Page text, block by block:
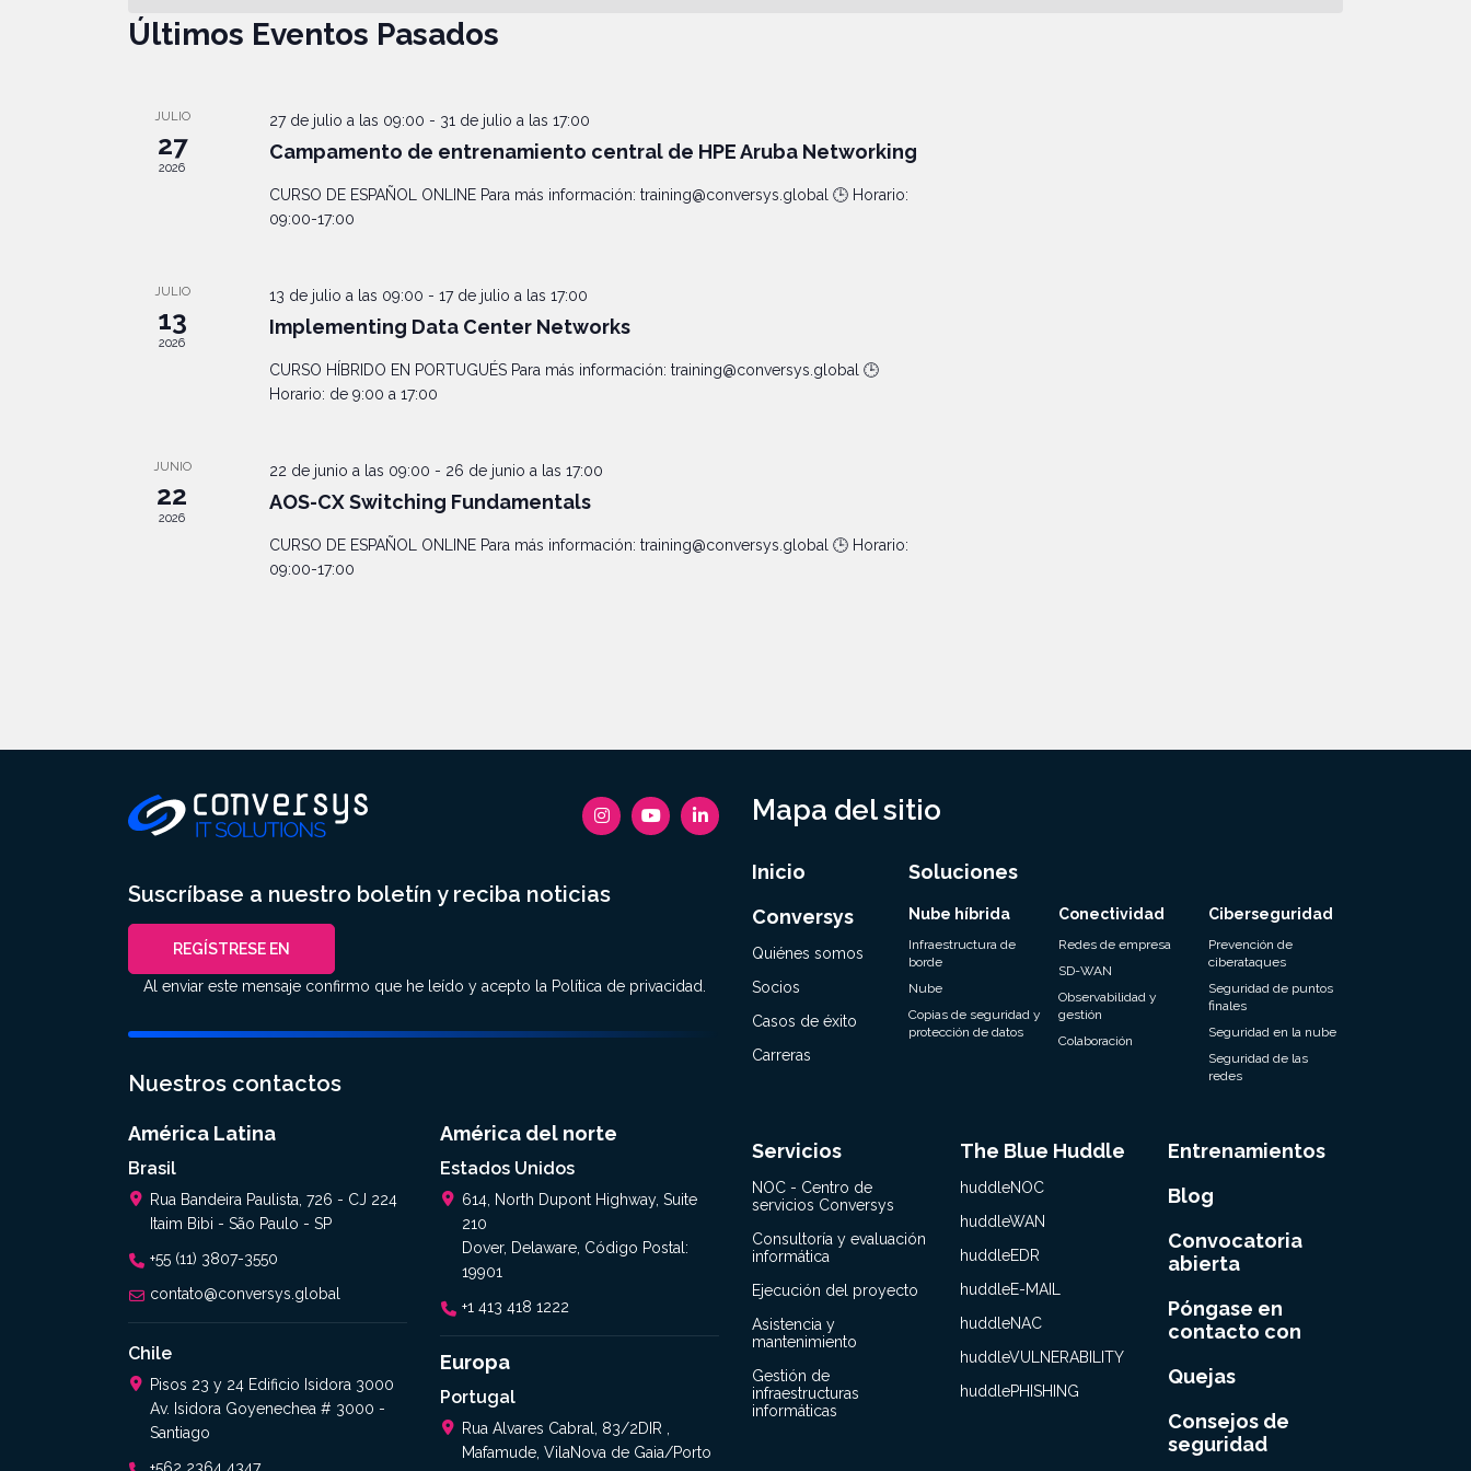
Navegación
clave.
Últimos Eventos Pasados
JULIO
27
2026
27 de julio a las 09:00 - 31 de julio a las 17:00
Campamento de entrenamiento central de HPE Aruba Networking
CURSO DE ESPAÑOL ONLINE Para más información: training@conversys.global 🕒 Horario:
09:00-17:00
JULIO
13
2026
13 de julio a las 09:00 - 17 de julio a las 17:00
Implementing Data Center Networks
CURSO HÍBRIDO EN PORTUGUÉS Para más información: training@conversys.global 🕒
Horario: de 9:00 a 17:00
JUNIO
22
2026
22 de junio a las 09:00 - 26 de junio a las 17:00
AOS-CX Switching Fundamentals
CURSO DE ESPAÑOL ONLINE Para más información: training@conversys.global 🕒 Horario:
09:00-17:00
Suscríbase a nuestro boletín y reciba noticias
REGÍSTRESE EN
Al enviar este mensaje confirmo que he leído y acepto la Política de privacidad
Nuestros contactos
América Latina
Brasil
Rua Bandeira Paulista, 726 - CJ 224
Itaim Bibi - São Paulo - SP
+55 (11) 3807-3550
contato@conversys.global
Chile
Pisos 23 y 24 Edificio Isidora 3000
Av. Isidora Goyenechea # 3000 -
Santiago
América del norte
Estados Unidos
614, North Dupont Highway, Suite
210
Dover, Delaware, Código Postal:
19901
+1 413 418 1222
Europa
Portugal
Rua Alvares Cabral, 83/2DIR ,
Mafamude, VilaNova de Gaia/Porto
Mapa del sitio
Inicio
Conversys
Quiénes somos
Socios
Casos de éxito
Carreras
Soluciones
Nube híbrida
Infraestructura de
borde
Nube
Copias de seguridad y
protección de datos
Conectividad
Redes de empresa
SD-WAN
Observabilidad y
gestión
Colaboración
Ciberseguridad
Prevención de
ciberataques
Seguridad de puntos
finales
Seguridad en la nube
Seguridad de las
redes
Servicios
NOC - Centro de
servicios Conversys
Consultoría y evaluación
informática
Ejecución del proyecto
Asistencia y
mantenimiento
Gestión de
infraestructuras
informáticas
The Blue Huddle
huddleNOC
huddleWAN
huddleEDR
huddleE-MAIL
huddleNAC
huddleVULNERABILITY
huddlePHISHING
Entrenamientos
Blog
Convocatoria
abierta
Póngase en
contacto con
Quejas
Consejos de
seguridad